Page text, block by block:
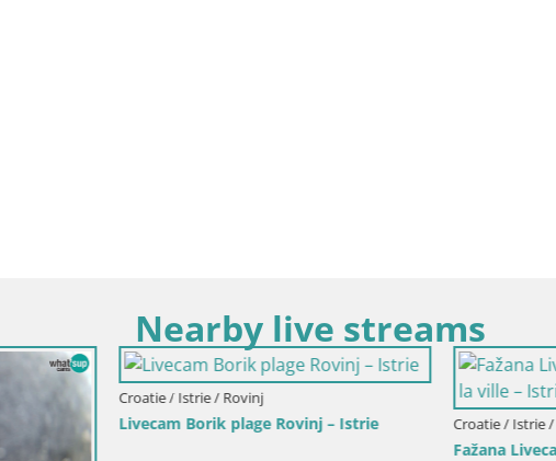
Nearby live streams
/ Istrie / Rovinj
Borik plage Rovinj – Istrie Croatie / Istrie / Fažana
Fažana Livecam riva et